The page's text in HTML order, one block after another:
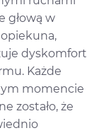
głową w
dyskomfort
Każde
momencie
zostało, że